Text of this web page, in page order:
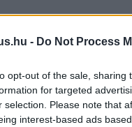
- Do Not Process
opt-out of the sale,
for targeted
selection. Please note that
interest-based ads
számítottam."
is mutatott,
pontatlan és